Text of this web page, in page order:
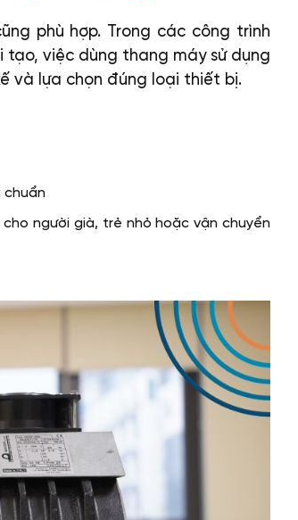
phù hợp. Trong các công trình
tạo, việc dùng thang máy sử dụng
và lựa chọn đúng loại thiết bị.
chuẩn
người già, trẻ nhỏ hoặc vận chuyển